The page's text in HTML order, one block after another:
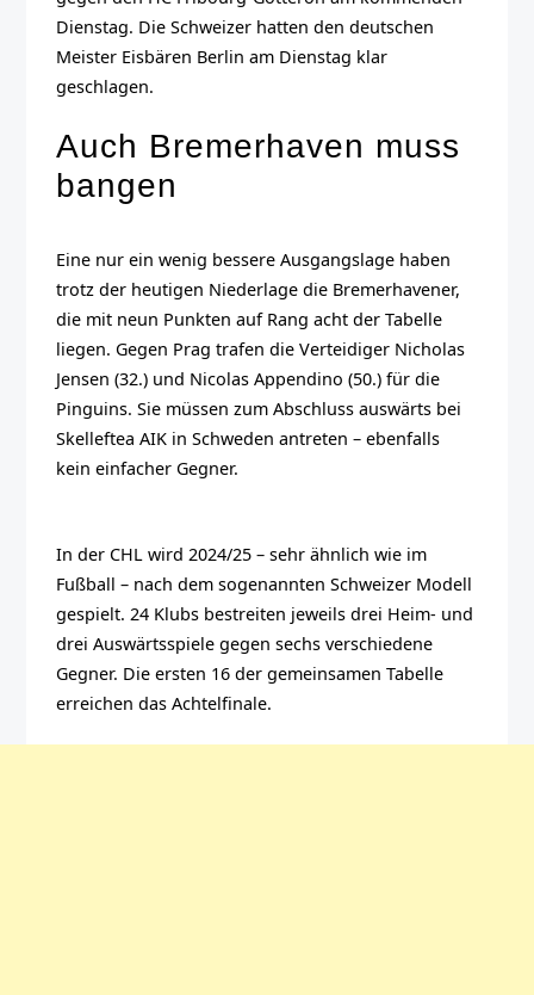
Dienstag. Die Schweizer hatten den deutschen
Meister Eisbären Berlin am Dienstag klar
geschlagen.
Auch Bremerhaven muss
bangen
Eine nur ein wenig bessere Ausgangslage haben
trotz der heutigen Niederlage die Bremerhavener,
die mit neun Punkten auf Rang acht der Tabelle
liegen. Gegen Prag trafen die Verteidiger Nicholas
Jensen (32.) und Nicolas Appendino (50.) für die
Pinguins. Sie müssen zum Abschluss auswärts bei
Skelleftea AIK in Schweden antreten – ebenfalls
kein einfacher Gegner.
In der CHL wird 2024/25 – sehr ähnlich wie im
Fußball – nach dem sogenannten Schweizer Modell
gespielt. 24 Klubs bestreiten jeweils drei Heim- und
drei Auswärtsspiele gegen sechs verschiedene
Gegner. Die ersten 16 der gemeinsamen Tabelle
erreichen das Achtelfinale.